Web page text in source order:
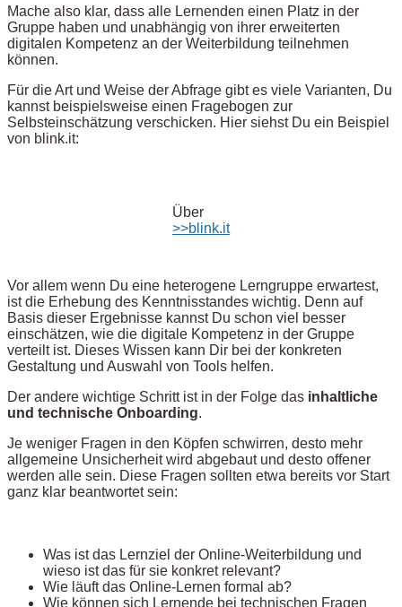
Mache also klar, dass alle Lernenden einen Platz in der
Gruppe haben und unabhängig von ihrer erweiterten
digitalen Kompetenz an der Weiterbildung teilnehmen
können.
Für die Art und Weise der Abfrage gibt es viele Varianten, Du
kannst beispielsweise einen Fragebogen zur
Selbsteinschätzung verschicken. Hier siehst Du ein Beispiel
von blink.it:
Über
>>blink.it
Vor allem wenn Du eine heterogene Lerngruppe erwartest,
ist die Erhebung des Kenntnisstandes wichtig. Denn auf
Basis dieser Ergebnisse kannst Du schon viel besser
einschätzen, wie die digitale Kompetenz in der Gruppe
verteilt ist. Dieses Wissen kann Dir bei der konkreten
Gestaltung und Auswahl von Tools helfen.
Der andere wichtige Schritt ist in der Folge das inhaltliche
und technische Onboarding.
Je weniger Fragen in den Köpfen schwirren, desto mehr
allgemeine Unsicherheit wird abgebaut und desto offener
werden alle sein. Diese Fragen sollten etwa bereits vor Start
ganz klar beantwortet sein:
Was ist das Lernziel der Online-Weiterbildung und
wieso ist das für sie konkret relevant?
Wie läuft das Online-Lernen formal ab?
Wie können sich Lernende bei technischen Fragen